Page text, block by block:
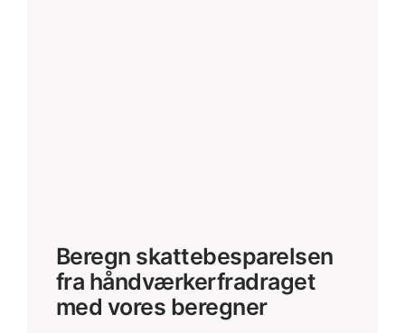
Beregn skattebesparelsen
fra håndværkerfradraget
med vores beregner